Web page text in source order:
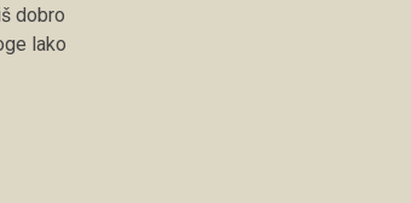
dobro
lako